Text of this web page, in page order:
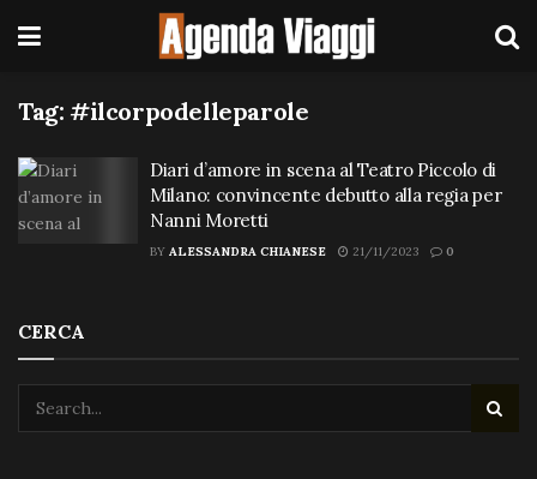
Tag: #ilcorpodelleparole
Diari d’amore in scena al Teatro Piccolo di
Milano: convincente debutto alla regia per
Nanni Moretti
BY ALESSANDRA CHIANESE 21/11/2023 0
CERCA